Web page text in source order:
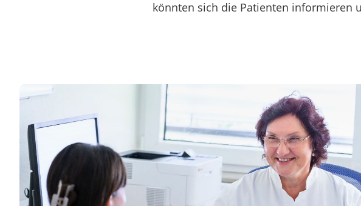
könnten sich die Patienten informieren